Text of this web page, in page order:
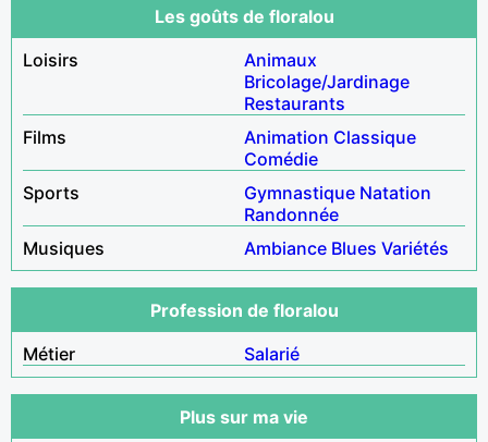
Les goûts de floralou
Loisirs
Animaux
Bricolage/Jardinage
Restaurants
Films
Animation Classique
Comédie
Sports
Gymnastique Natation
Randonnée
Musiques
Ambiance Blues Variétés
Profession de floralou
Métier
Salarié
Plus sur ma vie